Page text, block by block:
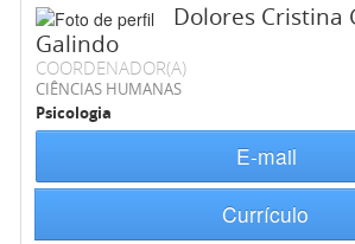
Dolores Cristina
Galindo
COORDENADOR(A)
CIÊNCIAS HUMANAS
Psicologia
E-mail
Currículo